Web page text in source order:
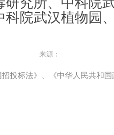
科院武汉植物园
来源：
投标法》、《中华人民共和